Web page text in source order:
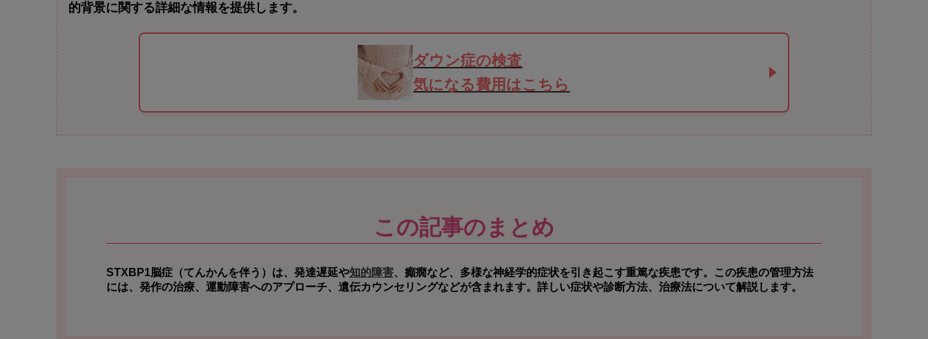
的背景に関する詳細な情報を提供します。
ダウン症の検査
気になる費用はこちら
この記事のまとめ
STXBP1脳症（てんかんを伴う）は、発達遅延や知的障害、癲癇など、多様な神経学的症状を引き起こす重篤な疾患です。この疾患の管理方法
には、発作の治療、運動障害へのアプローチ、遺伝カウンセリングなどが含まれます。詳しい症状や診断方法、治療法について解説します。